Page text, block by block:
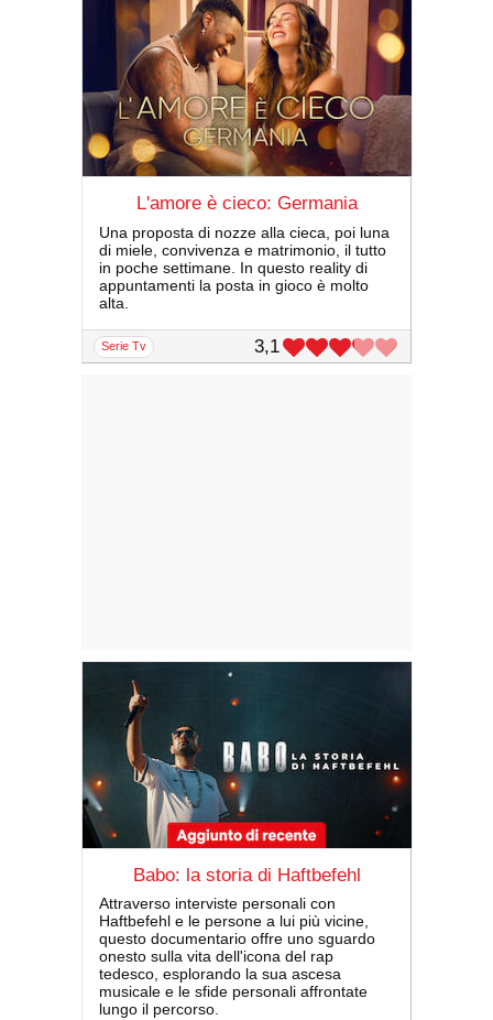
L'amore è cieco: Germania
Una proposta di nozze alla cieca, poi luna
di miele, convivenza e matrimonio, il tutto
in poche settimane. In questo reality di
appuntamenti la posta in gioco è molto
alta.
serie Tv 3,1
Babo: la storia di Haftbefehl
Attraverso interviste personali con
Haftbefehl e le persone a lui più vicine,
questo documentario offre uno sguardo
onesto sulla vita dell'icona del rap
tedesco, esplorando la sua ascesa
musicale e le sfide personali affrontate
lungo il percorso.